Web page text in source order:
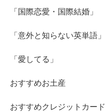
「国際恋愛・国際結婚」
「意外と知らない英単語」
「愛してる」
おすすめお土産
おすすめクレジットカード